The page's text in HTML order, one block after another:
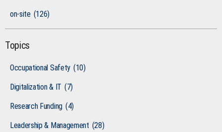
on-site (126)
Topics
Occupational Safety (10)
Digitalization & IT (7)
Research Funding (4)
Leadership & Management (28)